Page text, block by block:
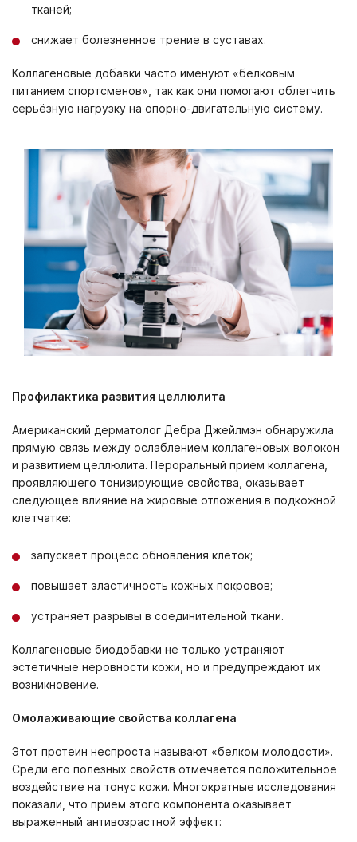
тканей;
снижает болезненное трение в суставах.
Коллагеновые добавки часто именуют «белковым
питанием спортсменов», так как они помогают облегчить
серьёзную нагрузку на опорно-двигательную систему.
Профилактика развития целлюлита
Американский дерматолог Дебра Джейлмэн обнаружила
прямую связь между ослаблением коллагеновых волокон
и развитием целлюлита. Пероральный приём коллагена,
проявляющего тонизирующие свойства, оказывает
следующее влияние на жировые отложения в подкожной
клетчатке:
запускает процесс обновления клеток;
повышает эластичность кожных покровов;
устраняет разрывы в соединительной ткани.
Коллагеновые биодобавки не только устраняют
эстетичные неровности кожи, но и предупреждают их
возникновение.
Омолаживающие свойства коллагена
Этот протеин неспроста называют «белком молодости».
Среди его полезных свойств отмечается положительное
воздействие на тонус кожи. Многократные исследования
показали, что приём этого компонента оказывает
выраженный антивозрастной эффект: